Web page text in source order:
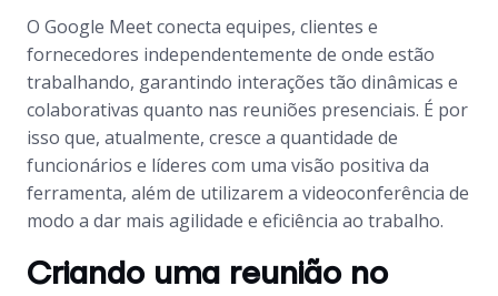
O Google Meet conecta equipes, clientes e
fornecedores independentemente de onde estão
trabalhando, garantindo interações tão dinâmicas e
colaborativas quanto nas reuniões presenciais. É por
isso que, atualmente, cresce a quantidade de
funcionários e líderes com uma visão positiva da
ferramenta, além de utilizarem a videoconferência de
modo a dar mais agilidade e eficiência ao trabalho.
Criando uma reunião no